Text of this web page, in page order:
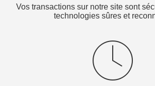
Vos transactions sur notre site sont
technologies sûres et